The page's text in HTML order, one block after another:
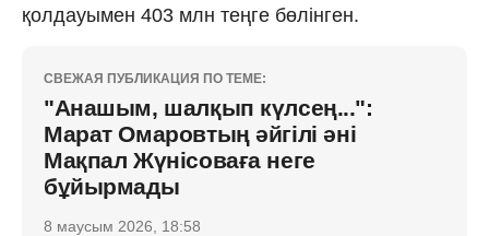
қолдауымен 403 млн теңге бөлінген.
СВЕЖАЯ ПУБЛИКАЦИЯ ПО ТЕМЕ:
"Анашым, шалқып күлсең...":
Марат Омаровтың әйгілі әні
Мақпал Жүнісоваға неге
бұйырмады
8 маусым 2026, 18:58